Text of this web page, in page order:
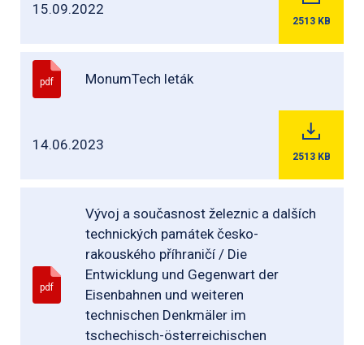
15.09.2022
2513 KB
pdf MonumTech leták
14.06.2023
2513 KB
pdf
Vývoj a současnost železnic a dalších
technických památek česko-
rakouského příhraničí / Die
Entwicklung und Gegenwart der
Eisenbahnen und weiteren
technischen Denkmäler im
tschechisch-österreichischen